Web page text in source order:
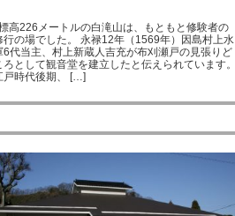
高226メートルの白滝山は、もともと修験者の
行の場でした。 永禄12年（1569年）因島村上水
6代当主、村上新蔵人吉充が布刈瀬戸の見張りど
ろとして観音堂を建立したと伝えられています。
戸時代後期、 […]